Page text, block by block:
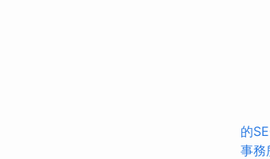
的
事務